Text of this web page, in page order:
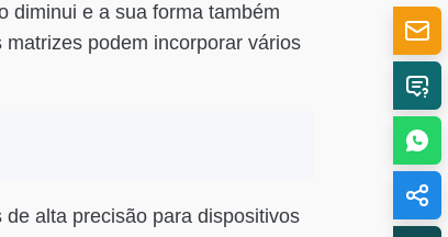
diminui e a sua forma também
podem incorporar vários
alta precisão para dispositivos